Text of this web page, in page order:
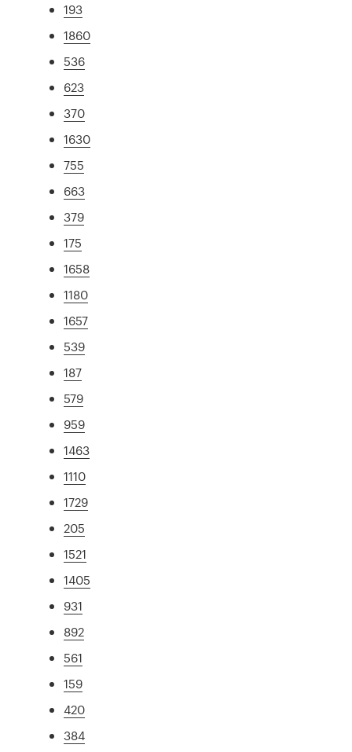
193
1860
536
623
370
1630
755
663
379
175
1658
1180
1657
539
187
579
959
1463
1110
1729
205
1521
1405
931
892
561
159
420
384